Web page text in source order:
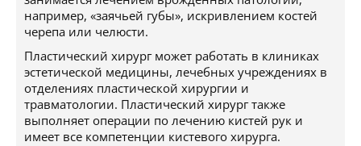
например, «заячьей губы», искривлением костей
черепа или челюсти.
Пластический хирург может работать в клиниках
эстетической медицины, лечебных учреждениях в
отделениях пластической хирургии и
травматологии. Пластический хирург также
выполняет операции по лечению кистей рук и
имеет все компетенции кистевого хирурга.